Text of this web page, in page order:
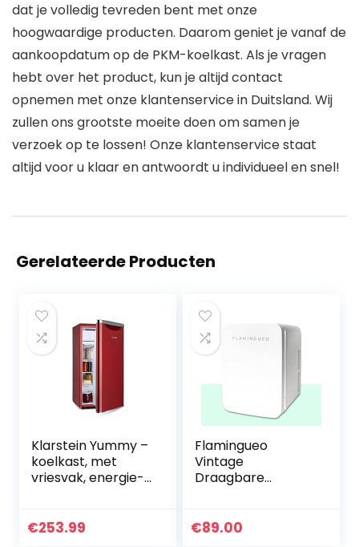
dat je volledig tevreden bent met onze
hoogwaardige producten. Daarom geniet je vanaf de
aankoopdatum op de PKM-koelkast. Als je vragen
hebt over het product, kun je altijd contact
opnemen met onze klantenservice in Duitsland. Wij
zullen ons grootste moeite doen om samen je
verzoek op te lossen! Onze klantenservice staat
altijd voor u klaar en antwoordt u individueel en snel!
Gerelateerde Producten
Klarstein Yummy –
koelkast, met
vriesvak, energie-
41 dB, 1 x rooster,
€253.99
Flamingueo
Vintage
Draagbare
Cosmetische
€89.00